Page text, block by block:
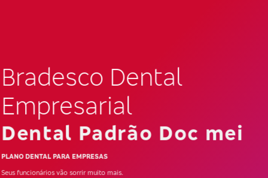
Bradesco Dental
Empresarial
Dental Padrão Doc mei
PLANO DENTAL PARA EMPRESAS
Seus funcionários vão sorrir muito mais.